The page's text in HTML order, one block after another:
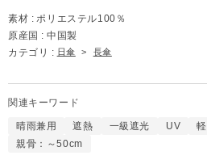
素材 : ポリエステル100％
原産国 : 中国製
カテゴリ : 日傘 > 長傘
関連キーワード
晴雨兼用 遮熱 一級遮光 UV
親骨：～50cm